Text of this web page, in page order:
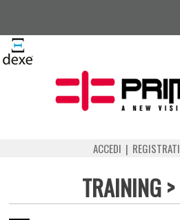
ACCEDI | REGISTRATI
TRAINING>